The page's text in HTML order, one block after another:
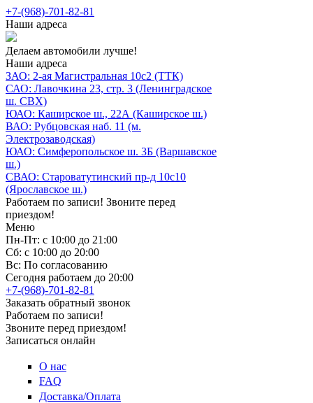
+7-(968)-701-82-81
Наши адреса
Делаем автомобили лучше!
Наши адреса
ЗАО: 2-ая Магистральная 10с2 (ТТК)
САО: Лавочкина 23, стр. 3 (Ленинградское
ш. СВХ)
ЮАО: Каширское ш., 22А (Каширское ш.)
ВАО: Рубцовская наб. 11 (м.
Электрозаводская)
ЮАО: Симферопольское ш. 3Б (Варшавское
ш.)
СВАО: Староватутинский пр-д 10с10
(Ярославское ш.)
Работаем по записи! Звоните перед
приездом!
Меню
Пн-Пт: с 10:00 до 21:00
Сб: с 10:00 до 20:00
Вс: По согласованию
Сегодня работаем до 20:00
+7-(968)-701-82-81
Заказать обратный звонок
Работаем по записи!
Звоните перед приездом!
Записаться онлайн
О нас
FAQ
Доставка/Оплата